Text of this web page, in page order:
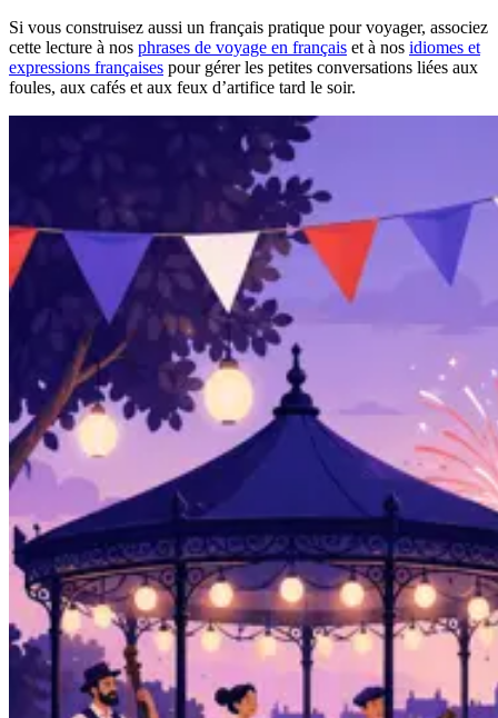
Si vous construisez aussi un français pratique pour voyager, associez
cette lecture à nos phrases de voyage en français et à nos idiomes et
expressions françaises pour gérer les petites conversations liées aux
foules, aux cafés et aux feux d’artifice tard le soir.